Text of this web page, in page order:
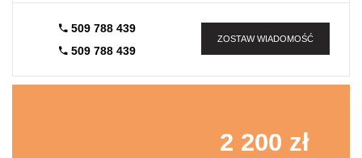
509 788 439
509 788 439
ZOSTAW WIADOMOŚĆ
2 200 zł